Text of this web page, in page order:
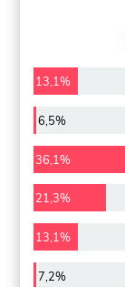
13,1%
6,5%
36,1%
21,3%
13,1%
7,2%